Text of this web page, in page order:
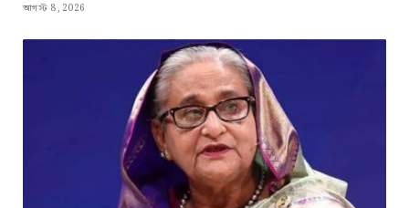
আগস্ট 8, 2026